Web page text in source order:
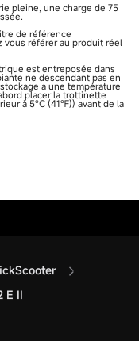
pleine, une charge de 75
de référence
référer au produit réel
est entreposée dans
ne descendant pas en
a une température
placer la trottinette
à 5°C (41℉)) avant de la
E II